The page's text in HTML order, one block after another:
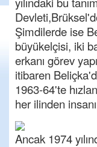
Şimdilerde ise
büyükelçisi, iki
erkanı görev
itibaren
1963-64'te
her ilinden
Ancak 1974